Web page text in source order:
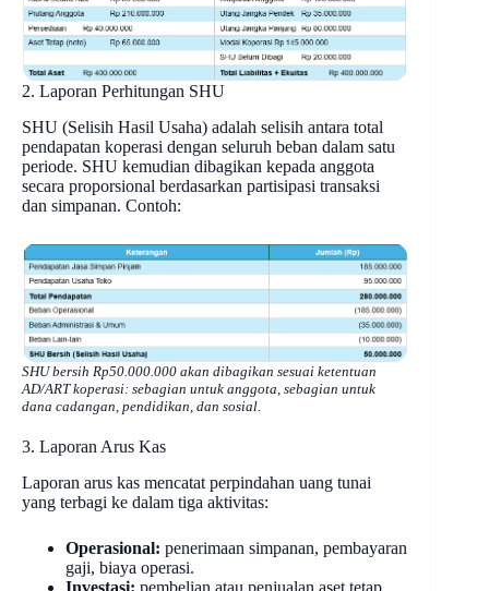
2. Laporan Perhitungan SHU
SHU (Selisih Hasil Usaha) adalah selisih antara total
pendapatan koperasi dengan seluruh beban dalam satu
periode. SHU kemudian dibagikan kepada anggota
secara proporsional berdasarkan partisipasi transaksi
dan simpanan. Contoh:
SHU bersih Rp50.000.000 akan dibagikan sesuai ketentuan
AD/ART koperasi: sebagian untuk anggota, sebagian untuk
dana cadangan, pendidikan, dan sosial.
3. Laporan Arus Kas
Laporan arus kas mencatat perpindahan uang tunai
yang terbagi ke dalam tiga aktivitas:
Operasional: penerimaan simpanan, pembayaran
gaji, biaya operasi.
Investasi: pembelian atau penjualan aset tetap